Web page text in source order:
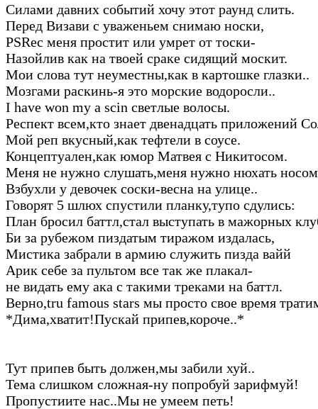
Силами давних событий хочу этот раунд слить.
Перед Визави с уваженьем снимаю носки,
PSRec меня простит или умрет от тоски-
Назойлив как на твоей сраке сидящий москит.
Мои слова тут неуместны,как в картошке глазки..
Мозгами раскинь-я это морские водоросли..
I have won my a scin светлые волосы.
Респект всем,кто знает двенадцать приложений
Мой реп вкусный,как тефтели в соусе.
Концептуален,как юмор Матвея с Никитосом.
Меня не нужно слушать,меня нужно нюхать
Взбухли у девочек соски-весна на улице..
Говорят 5 шлюх спустили планку,тупо сдулись:
План бросил баттл,стал выступать в мажорных
Би за рубежом пиздатым тиражом издалась,
Мистика забрали в армию служить пизда вайй
Арик себе за пультом все так же плакал-
не видать ему ака с такими треками на баттл.
Верно,tru famous stars мы просто свое время
*Дима,хватит!Пускай припев,короче..*
Тут припев быть должен,мы забили хуй..
Тема слишком сложная-ну попробуй зарифмуй!
Пропустиите нас..Мы не умеем петь!